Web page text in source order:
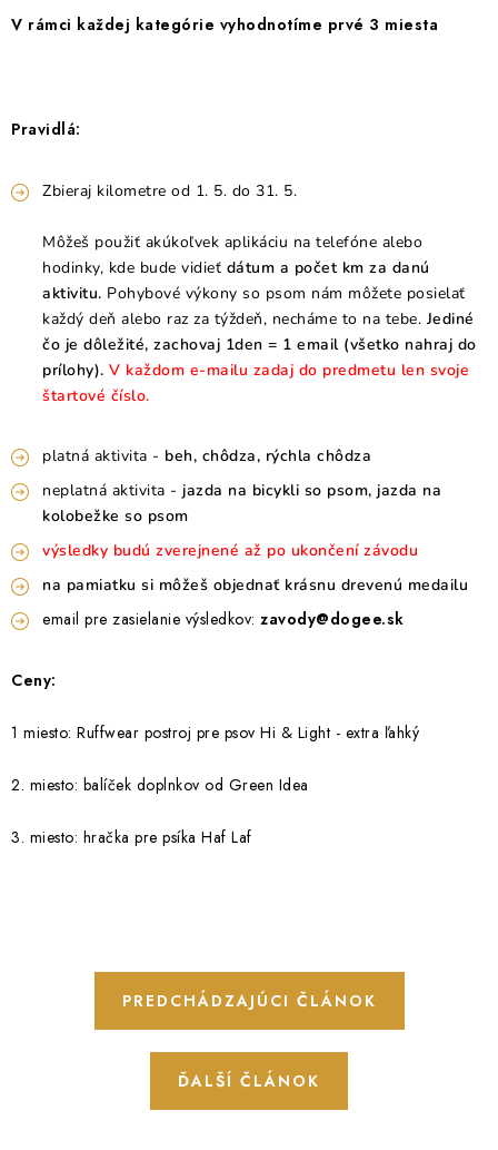
V rámci každej kategórie vyhodnotíme prvé 3 miesta
Pravidlá:
Zbieraj kilometre od 1. 5. do 31. 5.
Môžeš použiť akúkoľvek aplikáciu na telefóne alebo
hodinky, kde bude vidieť dátum a počet km za danú
aktivitu. Pohybové výkony so psom nám môžete posielať
každý deň alebo raz za týždeň, necháme to na tebe. Jediné
čo je dôležité, zachovaj 1den = 1 email (všetko nahraj do
prílohy). V každom e-mailu zadaj do predmetu len svoje
štartové číslo.
platná aktivita - beh, chôdza, rýchla chôdza
neplatná aktivita - jazda na bicykli so psom, jazda na
kolobežke so psom
výsledky budú zverejnené až po ukončení závodu
na pamiatku si môžeš objednať krásnu drevenú medailu
email pre zasielanie výsledkov: zavody@dogee.sk
Ceny:
1 miesto: Ruffwear postroj pre psov Hi & Light - extra ľahký
2. miesto: balíček doplnkov od Green Idea
3. miesto: hračka pre psíka Haf Laf
PREDCHÁDZAJÚCI ČLÁNOK
ĎALŠÍ ČLÁNOK